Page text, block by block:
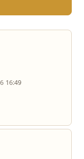
16:49